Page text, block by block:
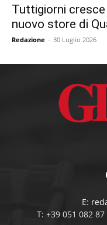
Tuttigiorni
nuovo store di
Redazione - 30 Luglio 2026
E:
T: +39 051 082